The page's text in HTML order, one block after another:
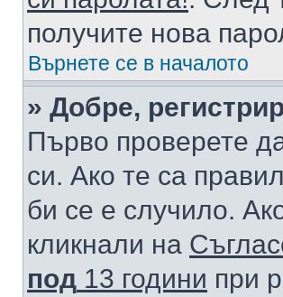
получите нова
Върнете се в началото
» Добре,
Първо проверете
си. Ако те са
би се е случило.
кликнали на
под 13 години при